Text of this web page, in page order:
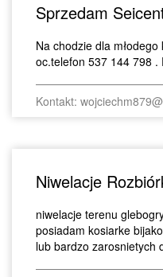
Sprzedam
Na chodzie dla
oc.telefon 537 144 798 .
Kontakt:
Niwelacje
niwelacje terenu
posiadam kosiarke
lub bardzo zarosnietych